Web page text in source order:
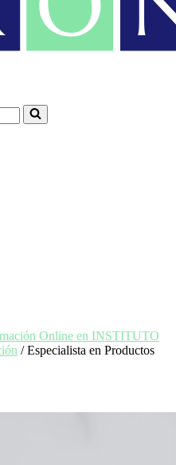
Online en INSTITUTO
/ Especialista en Productos